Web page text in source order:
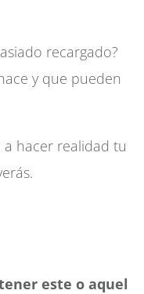
recargado?
y que pueden
hacer realidad tu
este o aquel